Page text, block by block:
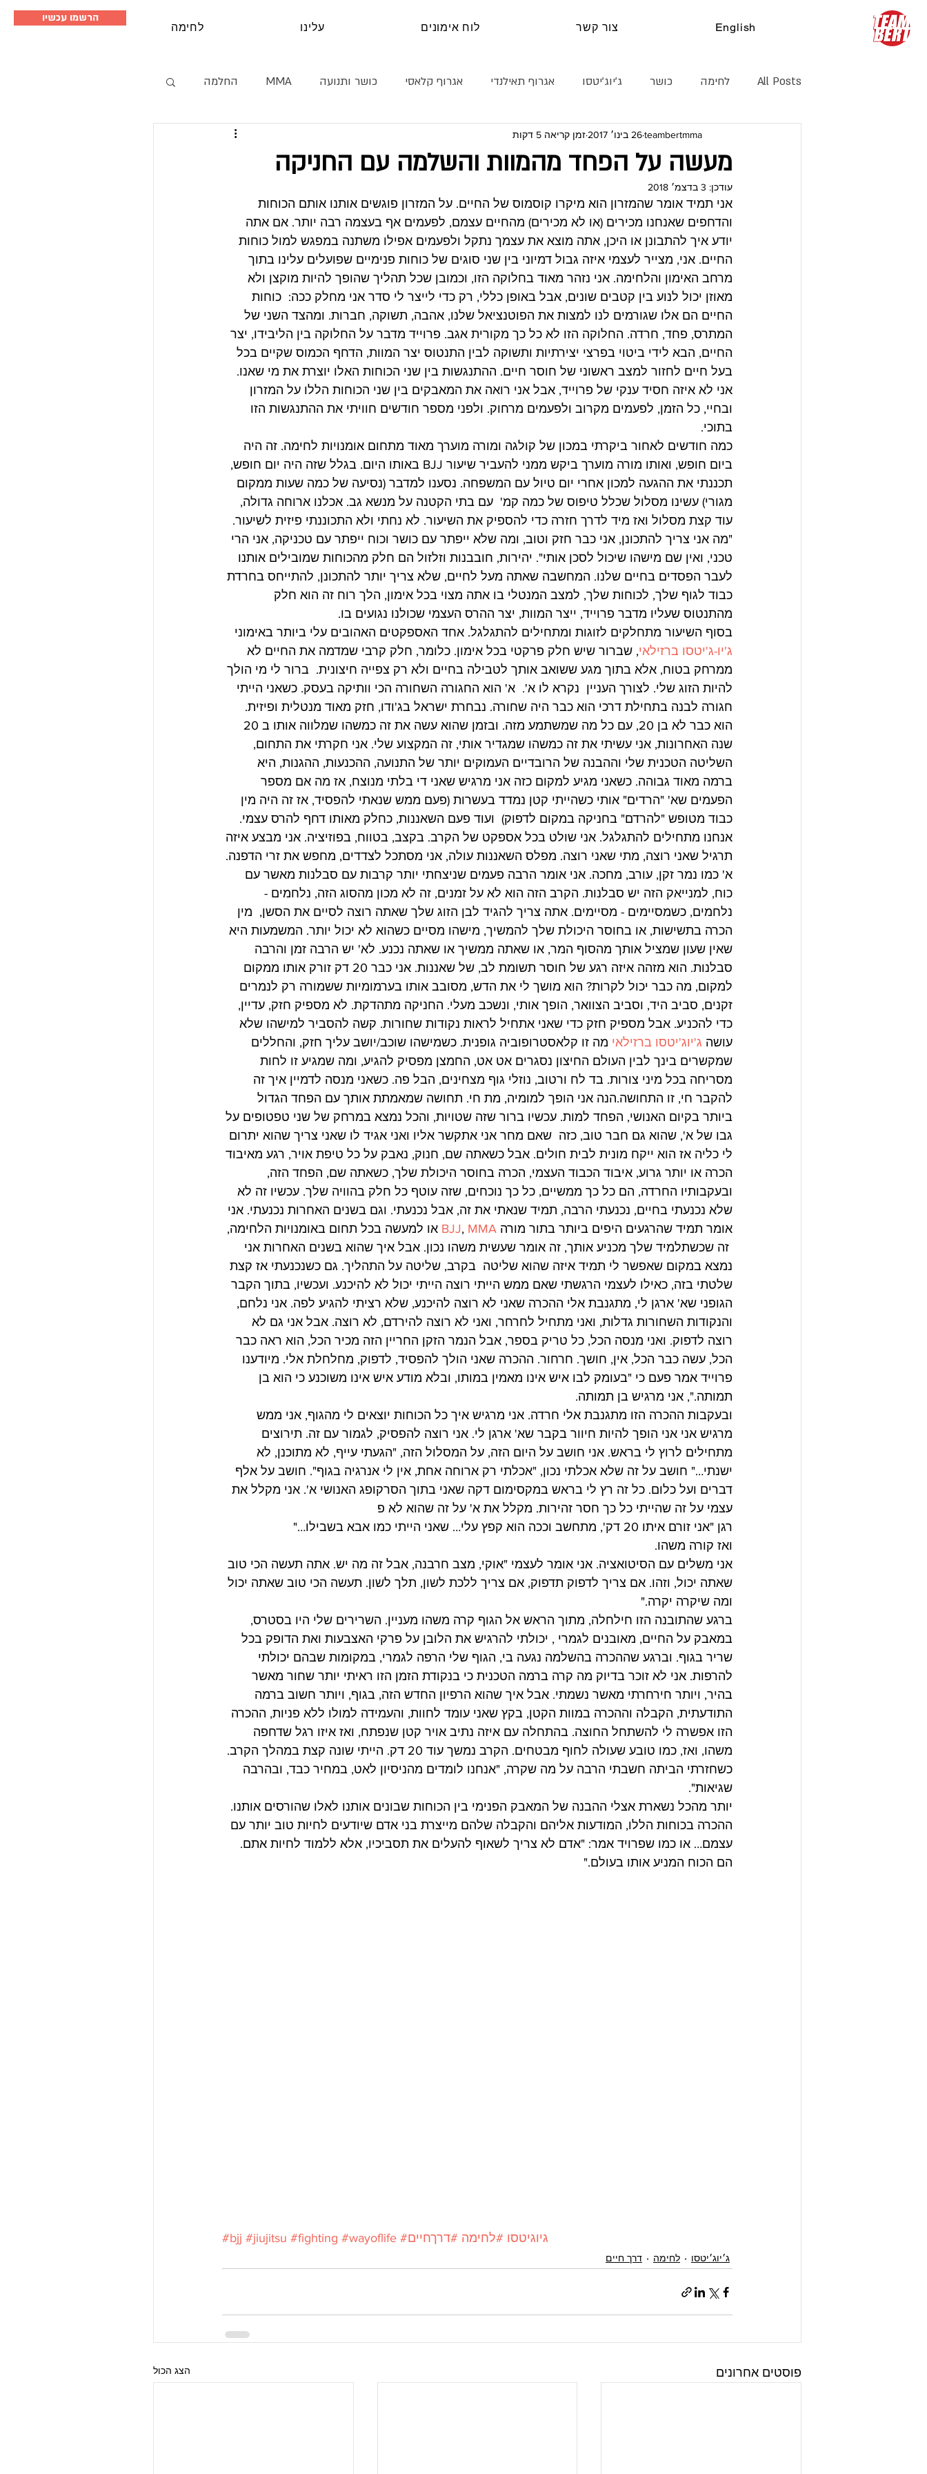
הרשמו עכשיו
לחימה עלינו לוח אימונים צור קשר English
All Posts לחימה כושר ג׳יוג׳יטסו אגרוף תאילנדי אגרוף קלאסי כושר ותנועה MMA החלמה
דרך חיים הגנה עצמית קראטה
מעשה על הפחד מהמוות והשלמה עם החניקה
teambertmma26 בינו׳ 2017 זמן קריאה 5 דקות
עודכן: 3 בדצמ׳ 2018
אני תמיד אומר שהמזרון הוא מיקרו קוסמוס של החיים. על המזרון פוגשים אותנו אותם הכוחות
והדחפים שאנחנו מכירים (או לא מכירים) מהחיים עצמם, לפעמים אף בעצמה רבה יותר. אם אתה
יודע איך להתבונן או היכן, אתה מוצא את עצמך נתקל ולפעמים אפילו משתנה במפגש למול כוחות
החיים. אני, מצייר לעצמי איזה גבול דמיוני בין שני סוגים של כוחות פנימיים שפועלים עלינו בתוך
מרחב האימון והלחימה. אני נזהר מאוד בחלוקה הזו, וכמובן שכל תהליך שהופך להיות מוקצן ולא
מאוזן יכול לנוע בין קטבים שונים, אבל באופן כללי, רק כדי לייצר לי סדר אני מחלק ככה:  כוחות
החיים הם אלו שגורמים לנו למצות את הפוטנציאל שלנו, אהבה, תשוקה, חברות. ומהצד השני של
המתרס, פחד, חרדה. החלוקה הזו לא כל כך מקורית אגב. פרוייד מדבר על החלוקה בין הליבידו, יצר
החיים, הבא לידי ביטוי בפרצי יצירתיות ותשוקה לבין התנטוס יצר המוות, הדחף הכמוס שקיים בכל
בעל חיים לחזור למצב ראשוני של חוסר חיים. ההתנגשות בין שני הכוחות האלו יוצרת את מי שאנו.
אני לא איזה חסיד ענקי של פרוייד, אבל אני רואה את המאבקים בין שני הכוחות הללו על המזרון
ובחיי, כל הזמן, לפעמים מקרוב ולפעמים מרחוק. ולפני מספר חודשים חוויתי את ההתנגשות הזו
בתוכי.
כמה חודשים לאחור ביקרתי במכון של קולגה ומורה מוערך מאוד מתחום אומנויות לחימה. זה היה
ביום חופש, ואותו מורה מוערך ביקש ממני להעביר שיעור BJJ באותו היום. בגלל שזה היה יום חופש,
תכננתי את ההגעה למכון אחרי יום טיול עם המשפחה. נסענו למדבר (נסיעה של כמה שעות ממקום
מגורי) עשינו מסלול שכלל טיפוס של כמה קמ'  עם בתי הקטנה על מנשא גב. אכלנו ארוחה גדולה,
עוד קצת מסלול ואז מיד לדרך חזרה כדי להספיק את השיעור. לא נחתי ולא התכוננתי פיזית לשיעור.
"מה אני צריך להתכונן, אני כבר חזק וטוב, ומה שלא ייפתר עם כושר וכוח ייפתר עם טכניקה, אני הרי
טכני, ואין שם מישהו שיכול לסכן אותי". יהירות, חובבנות וזלזול הם חלק מהכוחות שמובילים אותנו
לעבר הפסדים בחיים שלנו. המחשבה שאתה מעל לחיים, שלא צריך יותר להתכונן, להתייחס בחרדת
כבוד לגוף שלך, לכוחות שלך, למצב המנטלי בו אתה מצוי בכל אימון, הלך רוח זה הוא חלק
מהתנטוס שעליו מדבר פרוייד, ייצר המוות, יצר ההרס העצמי שכולנו נגועים בו.
בסוף השיעור מתחלקים לזוגות ומתחילים להתגלגל. אחד האספקטים האהובים עלי ביותר באימוני
ג'יו-ג'יטסו ברזילאי, שברור שיש חלק פרקטי בכל אימון. כלומר, חלק קרבי שמדמה את החיים לא
ממרחק בטוח, אלא בתוך מגע ששואב אותך לטבילה בחיים ולא רק צפייה חיצונית.  ברור לי מי הולך
להיות הזוג שלי. לצורך העניין  נקרא לו א'.  א' הוא החגורה השחורה הכי וותיקה בעסק. כשאני הייתי
חגורה לבנה בתחילת דרכי הוא כבר היה שחורה. נבחרת ישראל בג'ודו, חזק מאוד מנטלית ופיזית.
שנה האחרונות, אני עשיתי את זה כמשהו שמגדיר אותי, זה המקצוע שלי. אני חקרתי את התחום,
השליטה הטכנית שלי וההבנה של הרובדיים העמוקים יותר של התנועה, ההכנעות, ההגנות, היא
ברמה מאוד גבוהה. כשאני מגיע למקום כזה אני מרגיש שאני די בלתי מנוצח, אז מה אם מספר
הפעמים שא' "הרדים" אותי כשהייתי קטן נמדד בעשרות (פעם ממש שנאתי להפסיד, אז זה היה מין
כבוד מטופש "להרדם" בחניקה במקום לדפוק)  ועוד פעם השאננות, כחלק מאותו דחף להרס עצמי.
אנחנו מתחילים להתגלגל. אני שולט בכל אספקט של הקרב. בקצב, בטווח, בפוזיציה. אני מבצע איזה
תרגיל שאני רוצה, מתי שאני רוצה. מפלס השאננות עולה, אני מסתכל לצדדים, מחפש את זרי הדפנה.
א' כמו נמר זקן, עורב, מחכה. אני אומר הרבה פעמים שניצחתי יותר קרבות עם סבלנות מאשר עם
כוח, למנייאק הזה יש סבלנות. הקרב הזה הוא לא על זמנים, זה לא מכון מהסוג הזה, נלחמים -
נלחמים, כשמסיימים - מסיימים. אתה צריך להגיד לבן הזוג שלך שאתה רוצה לסיים את הסשן,  מין
הכרה בתשישות, או בחוסר היכולת שלך להמשיך, מישהו מסיים כשהוא לא יכול יותר. המשמעות היא
שאין שעון שמציל אותך מהסוף המר, או שאתה ממשיך או שאתה נכנע. לא' יש הרבה זמן והרבה
סבלנות. הוא מזהה איזה רגע של חוסר תשומת לב, של שאננות. אני כבר 20 דק זורק אותו ממקום
למקום, מה כבר יכול לקרות? הוא מושך לי את הדש, מסובב אותו בערמומיות ששמורה רק לנמרים
זקנים, סביב היד, וסביב הצוואר, הופך אותי, ונשכב מעלי. החניקה מתהדקת. לא מספיק חזק, עדיין,
כדי להכניע. אבל מספיק חזק כדי שאני אתחיל לראות נקודות שחורות. קשה להסביר למישהו שלא
עושה ג'יוג'יטסו ברזילאי מה זו קלאסטרופוביה גופנית. כשמישהו שוכב/יושב עליך חזק, והחללים
שמקשרים בינך לבין העולם החיצון נסגרים אט אט, החמצן מפסיק להגיע, ומה שמגיע זו לחות
מסריחה בכל מיני צורות. בד לח ורטוב, נוזלי גוף מצחינים, הבל פה. כשאני מנסה לדמיין איך זה
להקבר חי, זו התחושה.הנה אני הופך למומיה, מת חי. תחושה שמאמתת אותך עם הפחד הגדול
ביותר בקיום האנושי, הפחד למות. עכשיו ברור שזה שטויות, והכל נמצא במרחק של שני טפטופים על
גבו של א', שהוא גם חבר טוב, כזה  שאם מחר אני אתקשר אליו ואני אגיד לו שאני צריך שהוא יתרום
לי כליה אז הוא ייקח מונית לבית חולים. אבל כשאתה שם, חנוק, נאבק על כל טיפת אויר, רגע מאיבוד
הכרה או יותר גרוע, איבוד הכבוד העצמי, הכרה בחוסר היכולת שלך, כשאתה שם, הפחד הזה,
ובעקבותיו החרדה, הם כל כך ממשיים, כל כך נוכחים, שזה עוטף כל חלק בהוויה שלך. עכשיו זה לא
שלא נכנעתי בחיים, נכנעתי הרבה, תמיד שנאתי את זה, אבל נכנעתי. וגם בשנים האחרות נכנעתי. אני
אומר תמיד שהרגעים היפים ביותר בתור מורה
BJJ, MMA
או למעשה בכל תחום באומנויות הלחימה,
זה שכשתלמיד שלך מכניע אותך, זה אומר שעשית משהו נכון. אבל איך שהוא בשנים האחרות אני
נמצא במקום שאפשר לי תמיד איזה שהוא שליטה  בקרב, שליטה על התהליך. גם כשנכנעתי אז קצת
שלטתי בזה, כאילו לעצמי הרגשתי שאם ממש הייתי רוצה הייתי יכול לא להיכנע. ועכשיו, בתוך הקבר
הגופני שא' ארגן לי, מתגנבת אלי ההכרה שאני לא רוצה להיכנע, שלא רציתי להגיע לפה. אני נלחם,
והנקודות השחורות גדלות, ואני מתחיל לחרחר, ואני לא רוצה להירדם, לא רוצה. אבל אני גם לא
רוצה לדפוק. ואני מנסה הכל, כל טריק בספר, אבל הנמר הזקן החריין הזה מכיר הכל, הוא ראה כבר
הכל, עשה כבר הכל, אין, חושך. חרחור. ההכרה שאני הולך להפסיד, לדפוק, מחלחלת אלי. מיודענו
פרוייד אמר פעם כי "בעומק לבו איש אינו מאמין במותו, ובלא מודע איש אינו משוכנע כי הוא בן
תמותה.", אני מרגיש בן תמותה.
ובעקבות ההכרה הזו מתגנבת אלי חרדה. אני מרגיש איך כל הכוחות יוצאים לי מהגוף, אני ממש
מרגיש אני אני הופך להיות חיוור בקבר שא' ארגן לי. אני רוצה להפסיק, לגמור עם זה. תירוצים
מתחילים לרוץ לי בראש. אני חושב על היום הזה, על המסלול הזה, "הגעתי עייף, לא מתוכנן, לא
ישנתי…" חושב על זה שלא אכלתי נכון, "אכלתי רק ארוחה אחת, אין לי אנרגיה בגוף". חושב על אלף
דברים ועל כלום. כל זה רץ לי בראש במקסימום דקה שאני בתוך הסרקופג האנושי א'. אני מקלל את
עצמי על זה שהייתי כל כך חסר זהירות. מקלל את א' על זה שהוא לא פ
רגן "אני זורם איתו 20 דק', מתחשב וככה הוא קפץ עלי… שאני הייתי כמו אבא בשבילו…"
ואז קורה משהו.
אני משלים עם הסיטואציה. אני אומר לעצמי "אוקי, מצב חרבנה, אבל זה מה יש. אתה תעשה הכי טוב
שאתה יכול, וזהו. אם צריך לדפוק תדפוק, אם צריך ללכת לשון, תלך לשון. תעשה הכי טוב שאתה יכול
ומה שיקרה יקרה."
ברגע שהתובנה הזו חילחלה, מתוך הראש אל הגוף קרה משהו מעניין. השרירים שלי היו בסטרס,
במאבק על החיים, מאובנים לגמרי , יכולתי להרגיש את הלובן על פרקי האצבעות ואת הדופק בכל
שריר בגוף. וברגע שההכרה בהשלמה נגעה בי, הגוף שלי הרפה לגמרי, במקומות שבהם יכולתי
להרפות. אני לא זוכר בדיוק מה קרה ברמה הטכנית כי בנקודת הזמן הזו ראיתי יותר שחור מאשר
בהיר, ויותר חירחרתי מאשר נשמתי. אבל איך שהוא הרפיון החדש הזה, בגוף, ויותר חשוב ברמה
התודעתית, הקבלה וההכרה במוות הקטן, בקץ שאני עומד לחוות, והעמידה למולו ללא פניות, ההכרה
הזו אפשרה לי להשתחל החוצה. בהתחלה עם איזה נתיב אויר קטן שנפתח, ואז איזו רגל שדחפה
משהו, ואז, כמו טובע שעולה לחוף מבטחים. הקרב נמשך עוד 20 דק. הייתי שונה קצת במהלך הקרב.
כשחזרתי הביתה חשבתי הרבה על מה שקרה, "אנחנו לומדים מהניסיון לאט, במחיר כבד, ובהרבה
שגיאות".
יותר מהכל נשארת אצלי ההבנה של המאבק הפנימי בין הכוחות שבונים אותנו לאלו שהורסים אותנו.
ההכרה בכוחות הללו, המודעות אליהם והקבלה שלהם מייצרת בני אדם שיודעים לחיות טוב יותר עם
עצמם… או כמו שפרויד אמר: "אדם לא צריך לשאוף להעלים את תסביכיו, אלא ללמוד לחיות אתם.
הם הכוח המניע אותו בעולם."
#bjj #jiujitsu #fighting #wayoflife #גיוגיטסו #לחימה #דרךחיים
ג׳יוג׳יטסו לחימה דרך חיים
פוסטים אחרונים הצג הכול